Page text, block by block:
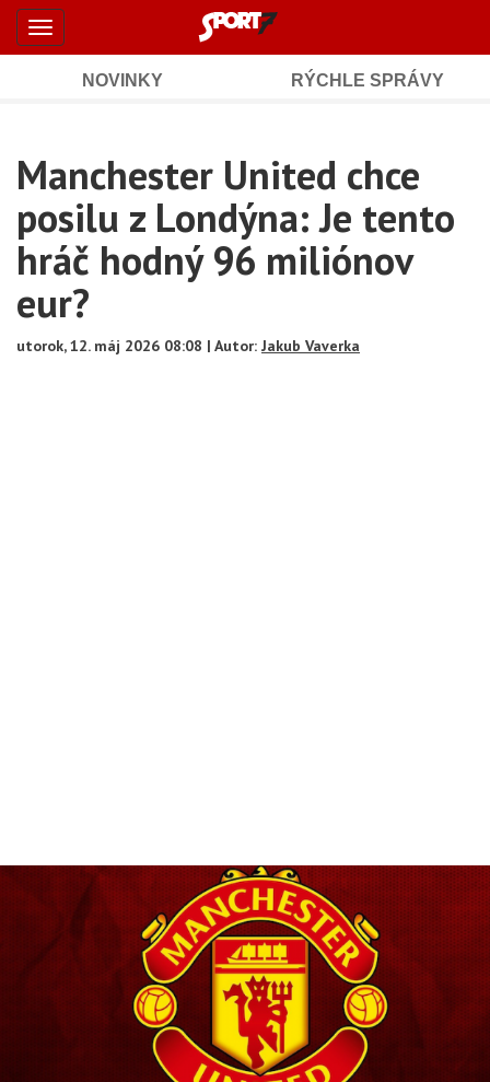
Šport7.sk
-
spravodajstvo
výsledky
Skočiť
hlavný
Toggle
navigation
Navigation
NOVINKY RÝCHLE SPRÁVY
Main
Content
Manchester United chce
posilu z Londýna: Je tento
hráč hodný 96 miliónov
eur?
utorok, 12. máj 2026 08:08 | Autor: Jakub Vaverka